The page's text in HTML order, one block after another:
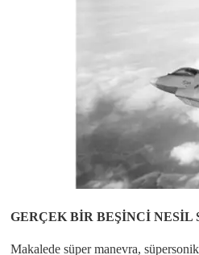
GERÇEK BİR BEŞİNCİ NESİL
Makalede süper manevra,